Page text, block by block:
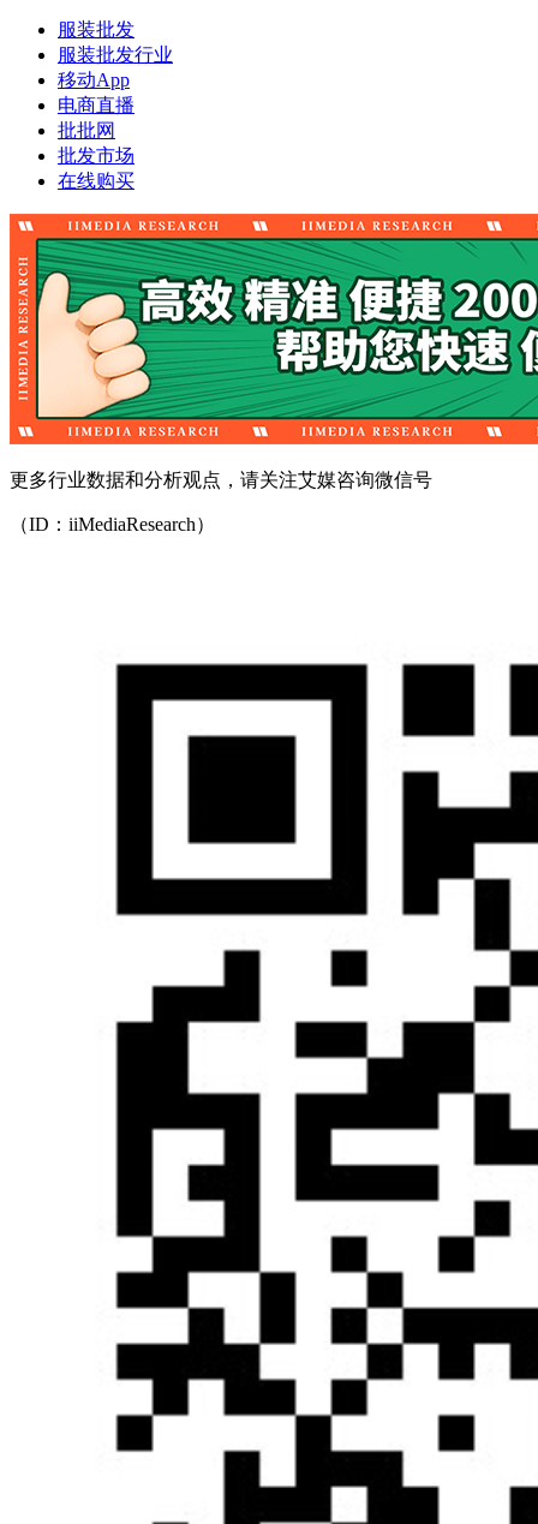
服装批发
服装批发行业
移动App
电商直播
批批网
批发市场
在线购买
更多行业数据和分析观点，请关注艾媒咨询微信号
（ID：iiMediaResearch）